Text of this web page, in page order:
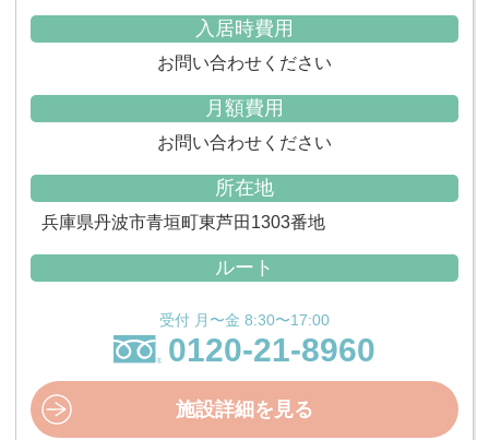
入居時費用
お問い合わせください
月額費用
お問い合わせください
所在地
兵庫県丹波市青垣町東芦田1303番地
ルート
受付 月〜金 8:30〜17:00
0120-21-8960
施設詳細を見る